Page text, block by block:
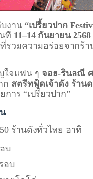
งาน “เปรี้ยวปาก
ที่ 11–14 กันยายน 2568
รวมความอร่อยจากร้
จแฟน ๆ จอย-รินลณี
ก สตรีทฟู้ดเจ้าดัง ร้าน
การ “เปรี้ยวปาก”
ร้านดังทั่วไทย อาทิ
บ
อบ